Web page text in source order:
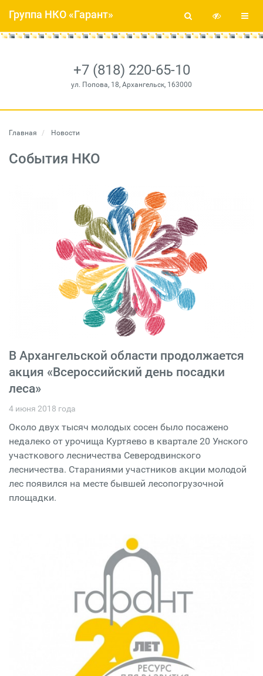
+7 (818) 220-65-10
ул. Попова, 18, Архангельск, 163000
Группа НКО «Гарант»
Главная Новости
События НКО
В Архангельской области продолжается
акция «Всероссийский день посадки
леса»
4 июня 2018 года
Около двух тысяч молодых сосен было посажено
недалеко от урочища Куртяево в квартале 20 Унского
участкового лесничества Северодвинского
лесничества. Стараниями участников акции молодой
лес появился на месте бывшей лесопогрузочной
площадки.